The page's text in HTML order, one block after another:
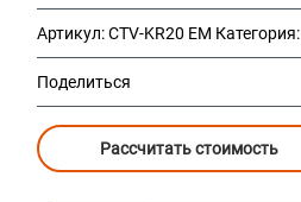
Артикул:CTV-KR20 EM Категория:
Поделиться
Рассчитать стоимость